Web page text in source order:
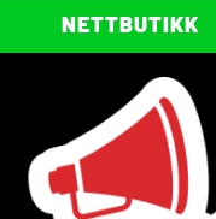
NETTBUTIKK